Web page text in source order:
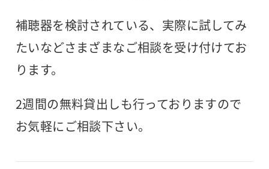
補聴器を検討されている、実際に試してみ
たいなどさまざまなご相談を受け付けてお
ります。
2週間の無料貸出しも行っておりますので
お気軽にご相談下さい。